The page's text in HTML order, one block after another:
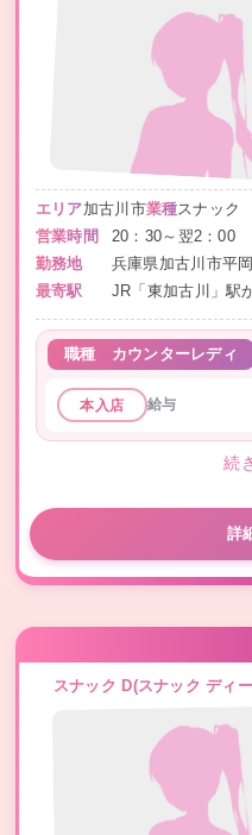
エリア加古川市業種スナック
営業時間
20：30～翌2：00
勤務地
兵庫県加古川市平
最寄駅
JR「東加古川」駅
職種 カウンターレディ
本入店 給与
続
詳
スナック D(スナック ディ